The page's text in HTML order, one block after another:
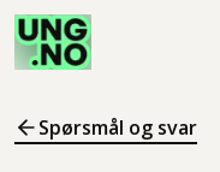
Spørsmål og svar